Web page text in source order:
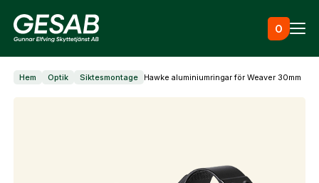
0
Ammunition
Hem Optik Siktesmontage Hawke aluminiumringar för Weaver 30mm